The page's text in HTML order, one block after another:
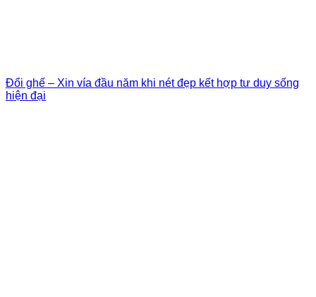
Đổi ghế – Xin vía đầu năm khi nét đẹp kết hợp tư duy sống
hiện đại